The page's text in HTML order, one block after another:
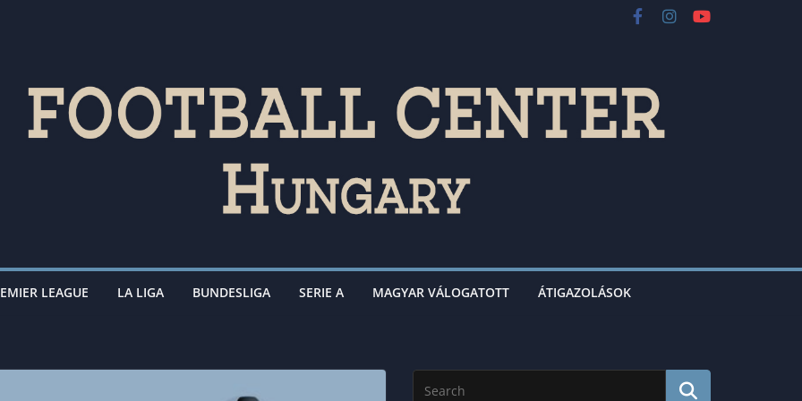
LEAGUE LA LIGA BUNDESLIGA SERIE A MAGYAR VÁLOGATOTT ÁTIGAZOLÁSOK